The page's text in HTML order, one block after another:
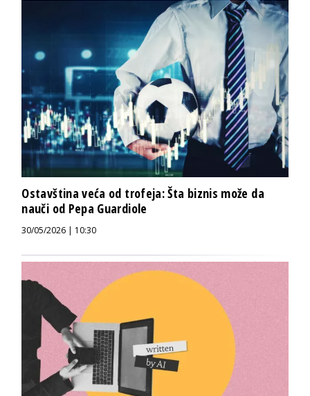
Ostavština veća od trofeja: Šta biznis može da
nauči od Pepa Guardiole
30/05/2026 | 10:30